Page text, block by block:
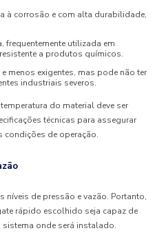
à corrosão e com alta durabilidade,
frequentemente utilizada em
a produtos químicos.
menos exigentes, mas pode não ter
industriais severos.
do material deve ser
técnicas para assegurar
condições de operação.
níveis de pressão e vazão. Portanto,
rápido escolhido seja capaz de
onde será instalado.